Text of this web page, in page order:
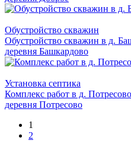
Обустройство скважин
Обустройство скважин в д.
деревня Башкардово
Установка септика
Комплекс работ в д. Потресово
деревня Потресово
1
2